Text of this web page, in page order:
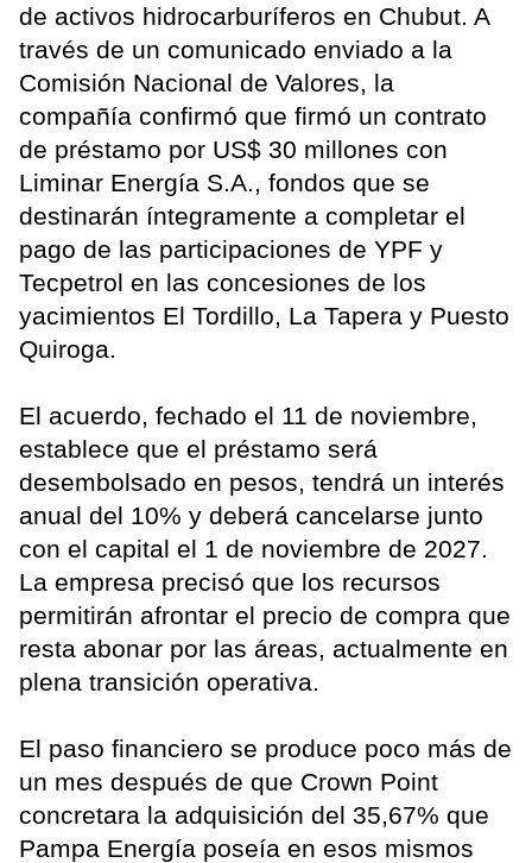
de activos hidrocarburíferos en Chubut. A
través de un comunicado enviado a la
Comisión Nacional de Valores, la
compañía confirmó que firmó un contrato
de préstamo por US$ 30 millones con
Liminar Energía S.A., fondos que se
destinarán íntegramente a completar el
pago de las participaciones de YPF y
Tecpetrol en las concesiones de los
yacimientos El Tordillo, La Tapera y Puesto
Quiroga.
El acuerdo, fechado el 11 de noviembre,
establece que el préstamo será
desembolsado en pesos, tendrá un interés
anual del 10% y deberá cancelarse junto
con el capital el 1 de noviembre de 2027.
La empresa precisó que los recursos
permitirán afrontar el precio de compra que
resta abonar por las áreas, actualmente en
plena transición operativa.
El paso financiero se produce poco más de
un mes después de que Crown Point
concretara la adquisición del 35,67% que
Pampa Energía poseía en esos mismos